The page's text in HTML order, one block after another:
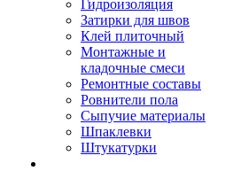
Гидроизоляция
Затирки для швов
Клей плиточный
Монтажные и
кладочные смеси
Ремонтные составы
Ровнители пола
Сыпучие материалы
Шпаклевки
Штукатурки